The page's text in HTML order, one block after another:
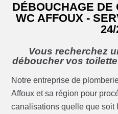
DÉBOUCHAGE DE
WC AFFOUX -
Vous recherchez
déboucher vos
Notre entreprise de
Affoux et sa région pour
canalisations quelle que soit